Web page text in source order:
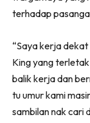
terhadap
“Saya kerja
King yang terletak
balik kerja dan
tu umur kami
sambilan nak cari